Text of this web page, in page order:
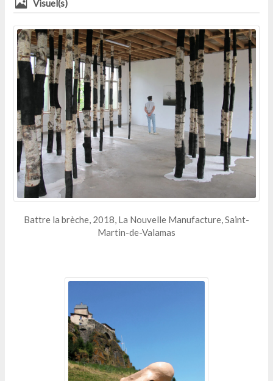
Visuel(s)
Battre la brèche, 2018, La Nouvelle Manufacture, Saint-
Martin-de-Valamas